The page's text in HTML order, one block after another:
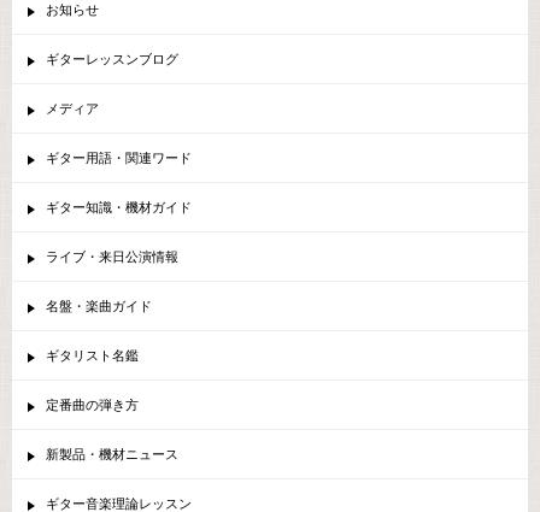
お知らせ
ギターレッスンブログ
メディア
ギター用語・関連ワード
ギター知識・機材ガイド
ライブ・来日公演情報
名盤・楽曲ガイド
ギタリスト名鑑
定番曲の弾き方
新製品・機材ニュース
ギター音楽理論レッスン